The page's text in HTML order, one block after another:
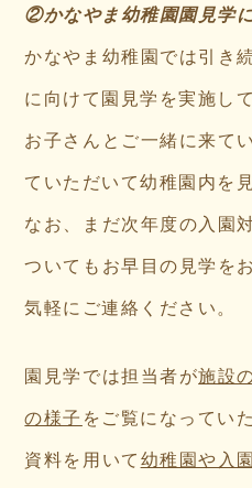
②かなやま幼稚園園見学
かなやま幼稚園では引き
に向けて園見学を実施し
お子さんとご一緒に来て
ていただいて幼稚園内を
なお、まだ次年度の入園
ついてもお早目の見学を
気軽にご連絡ください。
園見学では担当者が施設
の様子 をご覧になってい
資料を用いて 幼稚園や入